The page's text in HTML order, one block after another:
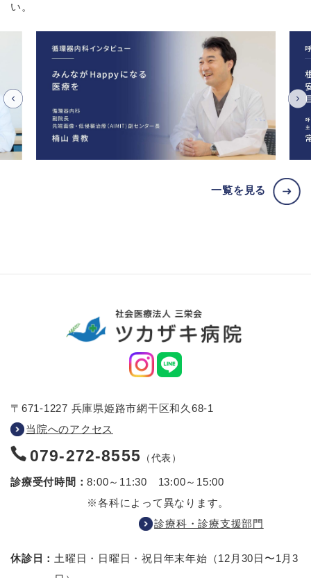
い。
一覧を見る
〒671-1227 兵庫県姫路市網干区和久68-1
当院へのアクセス
079-272-8555 （代表）
診療受付時間：8:00～11:30 13:00～15:00
※各科によって異なります。
診療科・診療支援部門
休診日： 土曜日・日曜日・祝日年末年始（12月30日〜1月3